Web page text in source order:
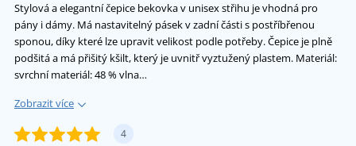
Stylová a elegantní čepice bekovka v unisex střihu je vhodná pro
pány i dámy. Má nastavitelný pásek v zadní části s postříbřenou
sponou, díky které lze upravit velikost podle potřeby. Čepice je plně
podšitá a má přišitý kšilt, který je uvnitř vyztužený plastem. Materiál:
svrchní materiál: 48 % vlna…
Zobrazit více
4